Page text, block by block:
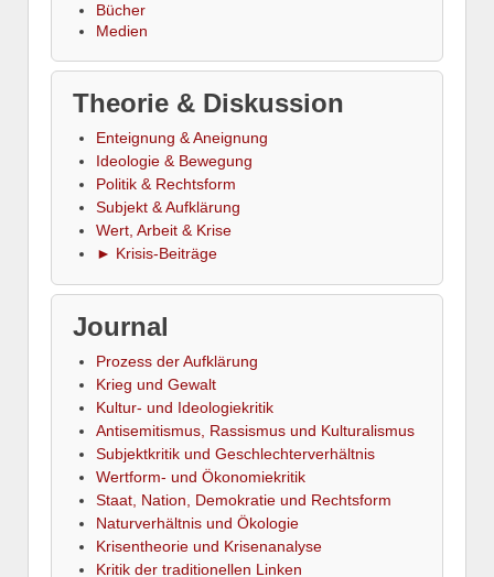
Bücher
Medien
Theorie & Diskussion
Enteignung & Aneignung
Ideologie & Bewegung
Politik & Rechtsform
Subjekt & Aufklärung
Wert, Arbeit & Krise
► Krisis-Beiträge
Journal
Prozess der Aufklärung
Krieg und Gewalt
Kultur- und Ideologiekritik
Antisemitismus, Rassismus und Kulturalismus
Subjektkritik und Geschlechterverhältnis
Wertform- und Ökonomiekritik
Staat, Nation, Demokratie und Rechtsform
Naturverhältnis und Ökologie
Krisentheorie und Krisenanalyse
Kritik der traditionellen Linken